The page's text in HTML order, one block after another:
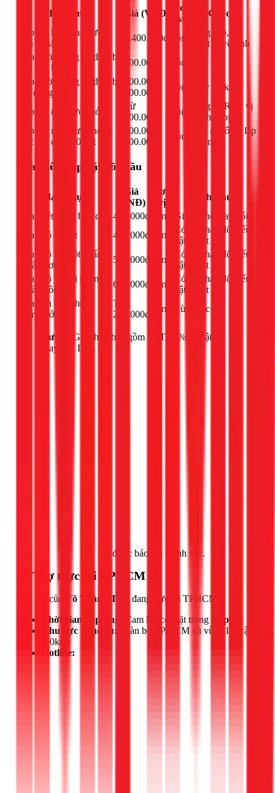
Hạng mục Giá (VNĐ)
Đơn
vị
Ghi chú
Lắp đặt hệ thống nước
nhà vệ sinh
1.400.000đ công
Ống cấp, xả,
thiết bị vệ sinh
Lắp đường ống và thiết bị
rửa nhà bếp
200.000đ công
Lắp đường ống và thiết bị
gia dụng
200.000 -
600.000đ
công Tùy độ khó
Lắp đặt ống nước nóng
Từ
200.000đ
công
Ống PPR tới vị
trí thiết bị
Lắp đặt máy nước nóng
mặt trời dưới 200 lít
300.000 -
500.000đ
công
Kết nối ống, lắp
đặt máy
Sửa chữa, lắp đặt bồn cầu
Hạng mục
Giá
(VNĐ)
Đơn
vị
Ghi chú
Thay két nước bồn cầu
400.000đ công
Giá có thể thay đổi
Thay bộ xả gạt
450.000đ công
Có thể thay đổi nếu
vật tư tốt
Thay bộ xả một nhấn
(nhấn đơn)
550.000đ công
Có thể thay đổi nếu
vật tư tốt
Thay bộ xả hai nhấn
(nhấn đôi)
650.000đ công
Có thể thay đổi nếu
vật tư tốt
Sửa bồn cầu không
bơm nước
Từ
250.000đ
công Tùy mức độ
Lưu ý:
Giá chưa bao gồm VAT 10% và vật tư
thay thế. Liên hệ
để được báo giá chính xác.
📍 Thợ trực tại TPHCM
Đội thợ của Võ Thành Tiến
đang trực tại TPHCM.
Thời gian đáp ứng:
Cam kết có mặt trong
30 phút
Khu vực phục vụ:
Toàn bộ TP.HCM và vùng lân cận
(50km)
Hotline: